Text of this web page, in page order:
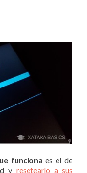
funciona es el de
y resetearlo a sus